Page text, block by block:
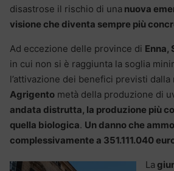
disastrose il rischio di una nuova
visione che diventa sempre più
Ad eccezione delle province di Enna,
in cui non si è raggiunta la soglia
l’attivazione dei benefici previsti dalla
Agrigento metà della produzione di
andata distrutta, la produzione più
quella biologica. Un danno che
complessivamente a 351.111.040
La